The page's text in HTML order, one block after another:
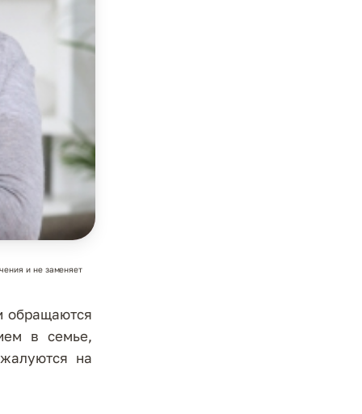
и не заменяет
обращаются
в семье,
на